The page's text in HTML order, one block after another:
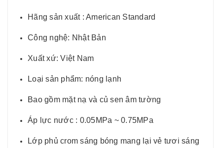
Hãng sản xuất : American Standard
Công nghệ: Nhật Bản
Xuất xứ: Việt Nam
Loại sản phẩm: nóng lạnh
Bao gồm mặt nạ và củ sen âm tường
Áp lực nước : 0.05MPa ~ 0.75MPa
Lớp phủ crom sáng bóng mang lại vẻ tươi sáng